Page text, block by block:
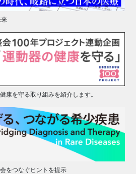
康を守る取り組みを紹介します。
をつなぐヒントを提示